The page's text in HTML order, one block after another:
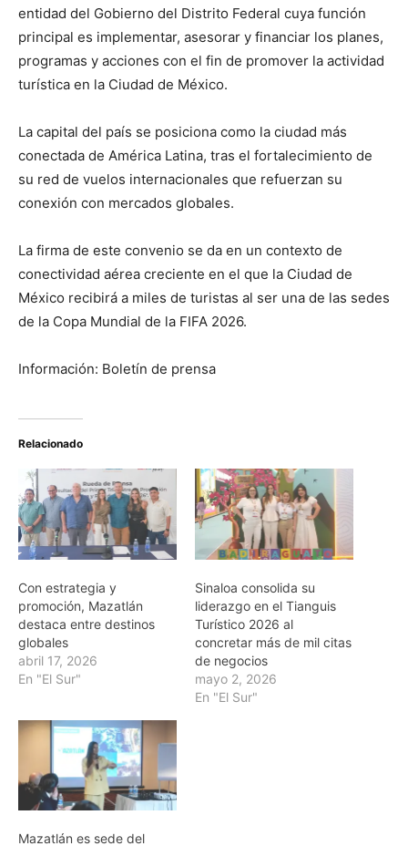
entidad del Gobierno del Distrito Federal cuya función
principal es implementar, asesorar y financiar los planes,
programas y acciones con el fin de promover la actividad
turística en la Ciudad de México.
La capital del país se posiciona como la ciudad más
conectada de América Latina, tras el fortalecimiento de
su red de vuelos internacionales que refuerzan su
conexión con mercados globales.
La firma de este convenio se da en un contexto de
conectividad aérea creciente en el que la Ciudad de
México recibirá a miles de turistas al ser una de las sedes
de la Copa Mundial de la FIFA 2026.
Información: Boletín de prensa
Relacionado
Con estrategia y
promoción, Mazatlán
destaca entre destinos
globales
abril 17, 2026
En "El Sur"
Sinaloa consolida su
liderazgo en el Tianguis
Turístico 2026 al
concretar más de mil citas
de negocios
mayo 2, 2026
En "El Sur"
Mazatlán es sede del